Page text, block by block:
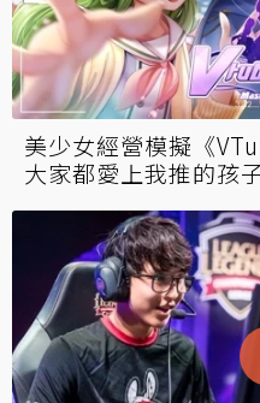
美少女經營模擬《
大家都愛上我推的孩